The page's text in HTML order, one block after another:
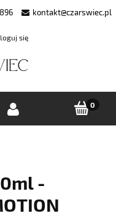
kontakt@czarswiec.pl
się
-